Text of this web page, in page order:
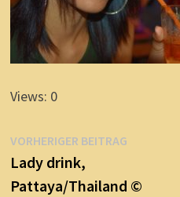
Views: 0
Beitragsnavigation
VORHERIGER BEITRAGVorheriger
Lady drink,
Pattaya/Thailand ©